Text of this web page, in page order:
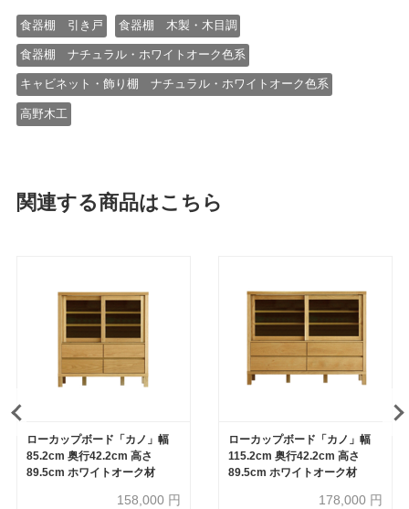
食器棚 引き戸 食器棚 木製・木目調
食器棚 ナチュラル・ホワイトオーク色系
キャビネット・飾り棚 ナチュラル・ホワイトオーク色系
高野木工
関連する商品はこちら
ローカップボード「カノ」幅
85.2cm 奥行42.2cm 高さ
89.5cm ホワイトオーク材
158,000 円
ローカップボード「カノ」幅
115.2cm 奥行42.2cm 高さ
89.5cm ホワイトオーク材
178,000 円